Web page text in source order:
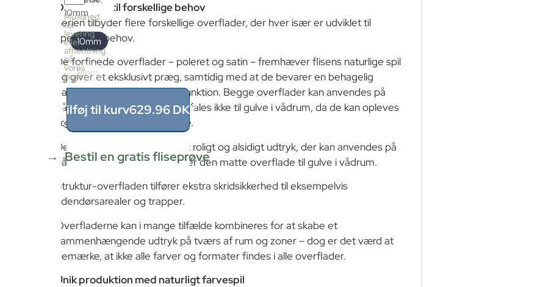
10mm
10mm
9mm
Størrelse
pr.
kasse
4
stk
≈
1.44m²
Pris
kasse
629.96
DKK
÷
1.44m²
1
x
629.96
=
629.96
DKK
Mulighed
for
levering
eller
afhentning
på
vores
lager
Tilføj til kurv629.96DKK
Bestil en gratis fliseprøve
Overflader til forskellige behov
Serien tilbyder flere forskellige overflader, der hver især er udviklet til
specifikke behov.
De forfinede overflader – poleret og satin – fremhæver flisens naturlige spil
og giver et eksklusivt præg, samtidig med at de bevarer en behagelig
balance mellem æstetik og funktion. Begge overflader kan anvendes på
både gulv og væg, men anbefales ikke til gulve i vådrum, da de kan opleves
som glatte, når de bliver våde.
Den matte overflade giver et roligt og alsidigt udtryk, der kan anvendes på
både gulv og væg, vi anbefaler den matte overflade til gulve i vådrum.
Struktur-overfladen tilfører ekstra skridsikkerhed til eksempelvis
udendørsarealer og trapper.
Overfladerne kan i mange tilfælde kombineres for at skabe et
sammenhængende udtryk på tværs af rum og zoner – dog er det værd at
bemærke, at ikke alle farver og formater findes i alle overflader.
Unik produktion med naturligt farvespil